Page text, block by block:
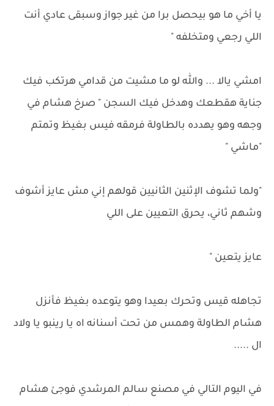
يا أخي ما هو بيحصل برا من غير جواز وسبقى عادي أنت
اللي رجعي ومتخلفه "
امشي يالا ... والله لو ما مشيت من قدامي هرتكب فيك
جناية هقطعك وهدخل فيك السجن " صرخ هشام في
وجهه وهو يهدده بالطاولة فرمقه فيس بغيظ وتمتم
"ماشي "
"ولما تشوف الإثنين الثانيين قولهم إني مش عايز أشوف
وشهم ثاني، يحرق التعيين على اللي
عايز يتعين "
تجاهله قيس وتحرك بعيدا وهو يتوعده بغيظ فأنزل
هشام الطاولة وهمس من تحت أسنانه اه يا رينبو يا ولاد
ال .....
في اليوم التالي في مصنع سالم المرشدي فوجئ هشام